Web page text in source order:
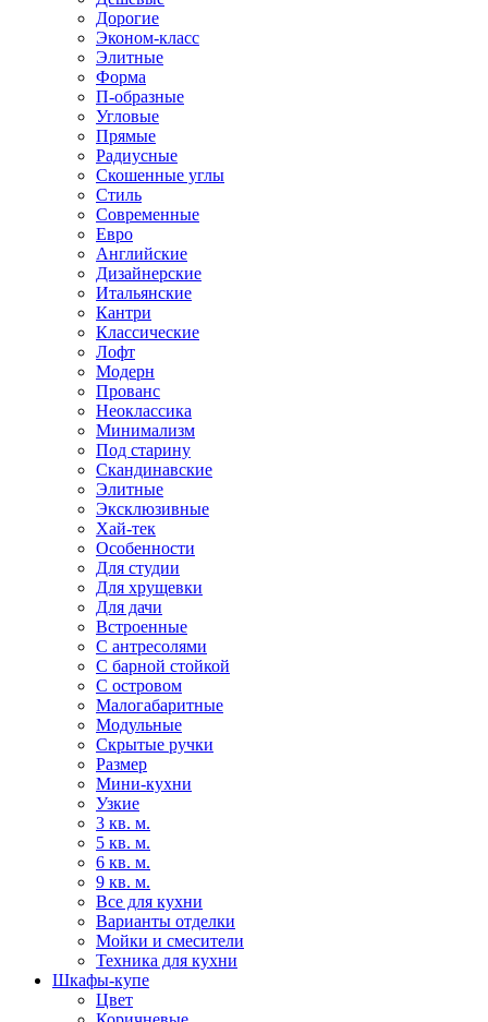
Дорогие
Эконом-класс
Элитные
Форма
П-образные
Угловые
Прямые
Радиусные
Скошенные углы
Стиль
Современные
Евро
Английские
Дизайнерские
Итальянские
Кантри
Классические
Лофт
Модерн
Прованс
Неоклассика
Минимализм
Под старину
Скандинавские
Элитные
Эксклюзивные
Хай-тек
Особенности
Для студии
Для хрущевки
Для дачи
Встроенные
С антресолями
С барной стойкой
С островом
Малогабаритные
Модульные
Скрытые ручки
Размер
Мини-кухни
Узкие
3 кв. м.
5 кв. м.
6 кв. м.
9 кв. м.
Все для кухни
Варианты отделки
Мойки и смесители
Техника для кухни
Шкафы-купе
Цвет